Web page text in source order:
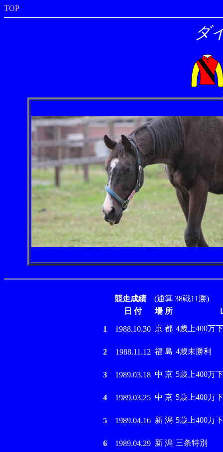
TOP
ダ
競走成績(通算 38戦11勝)
日 付
場 所
1 1988.10.30 京 都 4歳上400万下
2 1988.11.12 福 島 4歳未勝利
3 1989.03.18 中 京 5歳上400万下
4 1989.03.25 中 京 5歳上400万下
5 1989.04.16 新 潟 5歳上400万下
6 1989.04.29 新 潟 三条特別